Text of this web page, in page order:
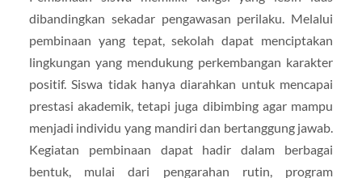
dibandingkan sekadar pengawasan perilaku. Melalui
pembinaan yang tepat, sekolah dapat menciptakan
lingkungan yang mendukung perkembangan karakter
positif. Siswa tidak hanya diarahkan untuk mencapai
prestasi akademik, tetapi juga dibimbing agar mampu
menjadi individu yang mandiri dan bertanggung jawab.
Kegiatan pembinaan dapat hadir dalam berbagai
bentuk, mulai dari pengarahan rutin, program